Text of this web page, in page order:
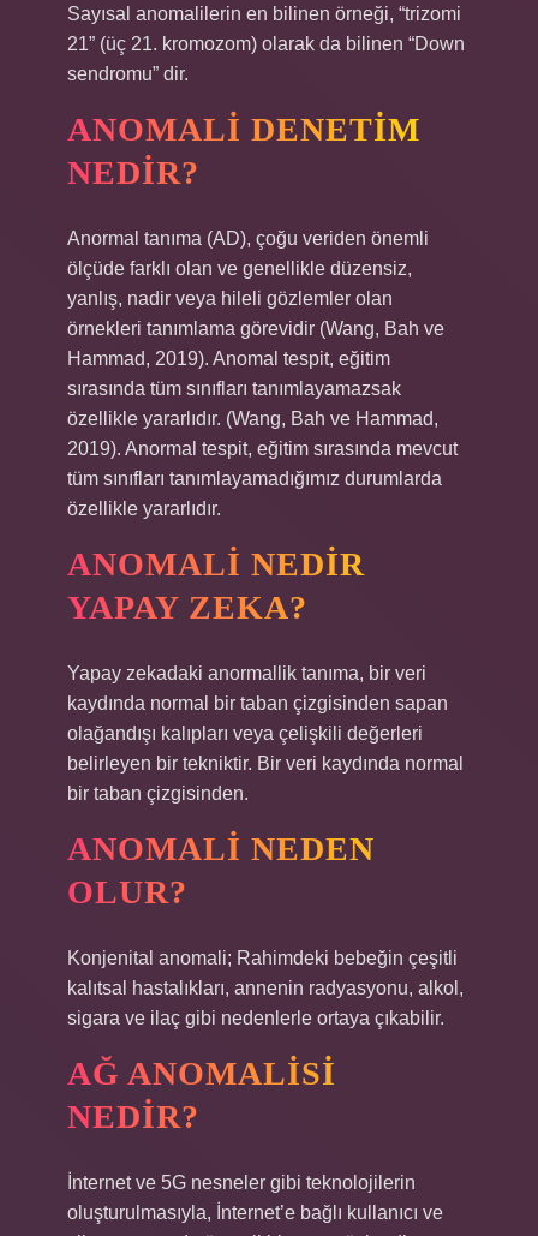
Sayısal anomalilerin en bilinen örneği, “trizomi
21” (üç 21. kromozom) olarak da bilinen “Down
sendromu” dir.
ANOMALI DENETIM
NEDIR?
Anormal tanıma (AD), çoğu veriden önemli
ölçüde farklı olan ve genellikle düzensiz,
yanlış, nadir veya hileli gözlemler olan
örnekleri tanımlama görevidir (Wang, Bah ve
Hammad, 2019). Anomal tespit, eğitim
sırasında tüm sınıfları tanımlayamazsak
özellikle yararlıdır. (Wang, Bah ve Hammad,
2019). Anormal tespit, eğitim sırasında mevcut
tüm sınıfları tanımlayamadığımız durumlarda
özellikle yararlıdır.
ANOMALI NEDIR
YAPAY ZEKA?
Yapay zekadaki anormallik tanıma, bir veri
kaydında normal bir taban çizgisinden sapan
olağandışı kalıpları veya çelişkili değerleri
belirleyen bir tekniktir. Bir veri kaydında normal
bir taban çizgisinden.
ANOMALI NEDEN
OLUR?
Konjenital anomali; Rahimdeki bebeğin çeşitli
kalıtsal hastalıkları, annenin radyasyonu, alkol,
sigara ve ilaç gibi nedenlerle ortaya çıkabilir.
AĞ ANOMALISI
NEDIR?
İnternet ve 5G nesneler gibi teknolojilerin
oluşturulmasıyla, İnternet’e bağlı kullanıcı ve